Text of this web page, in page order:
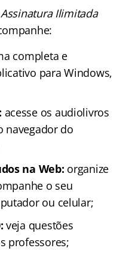
Assinatura Ilimitada
completa e
para Windows,
acesse os audiolivros
navegador do
na Web: organize
o seu
ou celular;
veja questões
professores;